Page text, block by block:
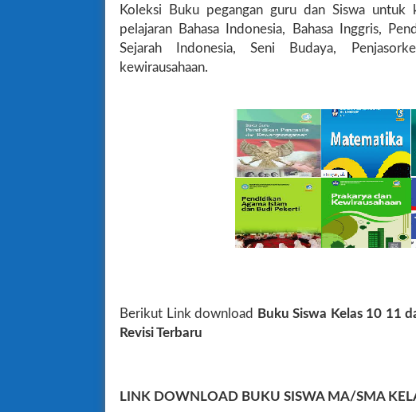
Koleksi Buku pegangan guru dan Siswa
pelajaran Bahasa Indonesia, Bahasa Inggris,
Sejarah Indonesia, Seni Budaya,
kewirausahaan.
Berikut Link download
Buku Siswa Kelas 10 11
Revisi Terbaru
LINK DOWNLOAD BUKU SISWA MA/SMA